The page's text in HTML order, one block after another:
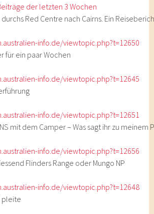
der letzten 3 Wochen
Red Centre nach Cairns. Ein
info.de/viewtopic.php?t=12650
für ein paar Wochen
info.de/viewtopic.php?t=12645
info.de/viewtopic.php?t=12651
mit dem Camper – Was sagt ihr zu meinem
info.de/viewtopic.php?t=12656
Flinders Range oder Mungo NP
info.de/viewtopic.php?t=12648
pleite